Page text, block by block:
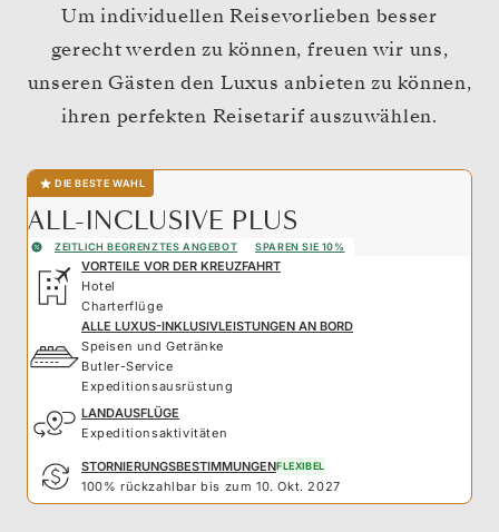
Um individuellen Reisevorlieben besser
gerecht werden zu können, freuen wir uns,
unseren Gästen den Luxus anbieten zu können,
ihren perfekten Reisetarif auszuwählen.
DIE BESTE WAHL
ALL-INCLUSIVE PLUS
ZEITLICH BEGRENZTES ANGEBOT SPAREN SIE 10%
VORTEILE VOR DER KREUZFAHRT
Hotel
Charterflüge
ALLE LUXUS-INKLUSIVLEISTUNGEN AN BORD
Speisen und Getränke
Butler-Service
Expeditionsausrüstung
LANDAUSFLÜGE
Expeditionsaktivitäten
STORNIERUNGSBESTIMMUNGENFLEXIBEL
100% rückzahlbar bis zum 10. Okt. 2027